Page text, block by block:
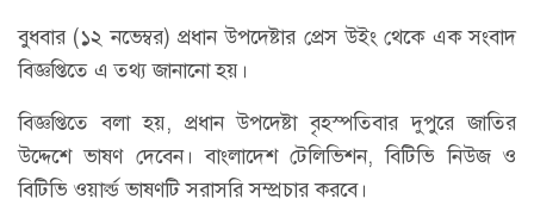
বুধবার (১২ নভেম্বর) প্রধান উপদেষ্টার প্রেস উইং থেকে এক সংবাদ
বিজ্ঞপ্তিতে এ তথ্য জানানো হয়।
বিজ্ঞপ্তিতে বলা হয়, প্রধান উপদেষ্টা বৃহস্পতিবার দুপুরে জাতির
উদ্দেশে ভাষণ দেবেন। বাংলাদেশ টেলিভিশন, বিটিভি নিউজ ও
বিটিভি ওয়ার্ল্ড ভাষণটি সরাসরি সম্প্রচার করবে।